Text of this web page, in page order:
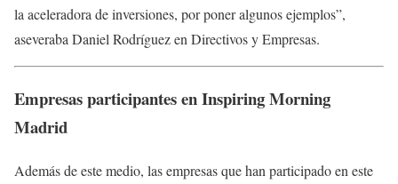
la aceleradora de inversiones, por poner algunos ejemplos”,
aseveraba Daniel Rodríguez en Directivos y Empresas.
Empresas participantes en Inspiring Morning
Madrid
Además de este medio, las empresas que han participado en este